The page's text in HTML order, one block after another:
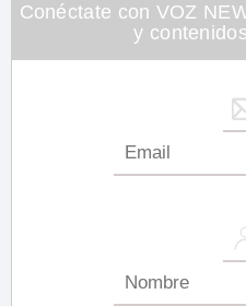
Conéctate con VOZ
y